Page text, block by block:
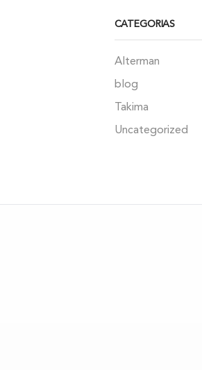
CATEGORIAS
Alterman
blog
Takima
Uncategorized